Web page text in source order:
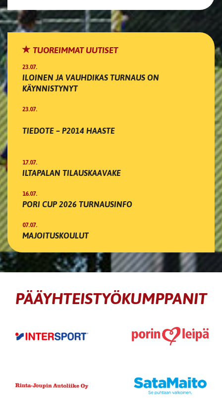
TUOREIMMAT UUTISET
23.07.
ILOINEN JA VAUHDIKAS TURNAUS ON
KÄYNNISTYNYT
23.07.
TIEDOTE – P2014 HAASTE
17.07.
ILTAPALAN TILAUSKAAVAKE
16.07.
PORI CUP 2026 TURNAUSINFO
07.07.
MAJOITUSKOULUT